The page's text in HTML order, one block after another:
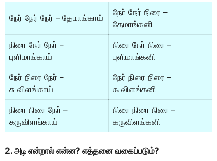
நேர் நேர் நேர் – தேமாங்காய்
நேர் நேர் நிரை –
தேமாங்கனி
நிரை நேர் நேர் –
புளிமாங்காய்
நிரை நேர் நிரை –
புளிமாங்கனி
நேர் நிரை நேர் –
கூவிளங்காய்
நேர் நிரை நிரை –
கூவிளங்கனி
நிரை நிரை நேர் –
கருவிளங்காய்
நிரை நிரை நிரை –
கருவிளங்கனி
2. அடி என்றால் என்ன? எத்தனை வகைப்படும்?